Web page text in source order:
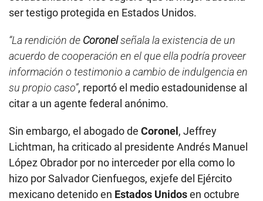
ser testigo protegida en Estados Unidos.
“La rendición de Coronelseñala la existencia de un
acuerdo de cooperación en el que ella podría proveer
información o testimonio a cambio de indulgencia en
su propio caso”, reportó el medio estadounidense al
citar a un agente federal anónimo.
Sin embargo, el abogado de Coronel, Jeffrey
Lichtman, ha criticado al presidente Andrés Manuel
López Obrador por no interceder por ella como lo
hizo por Salvador Cienfuegos, exjefe del Ejército
mexicano detenido en Estados Unidosen octubre